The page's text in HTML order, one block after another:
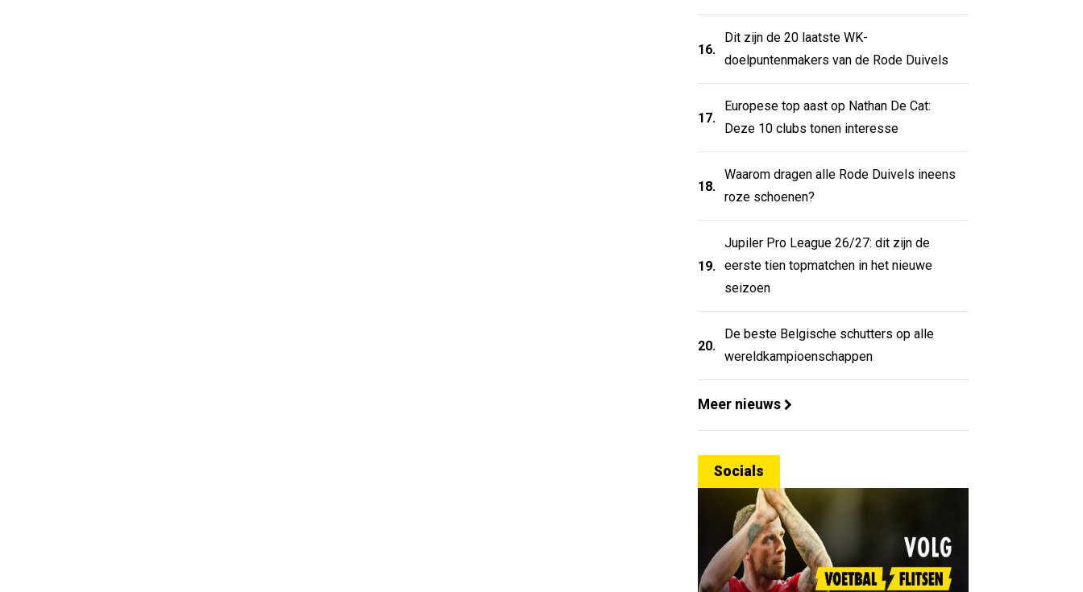
16.
Dit zijn de 20 laatste WK-
doelpuntenmakers van de Rode Duivels
17.
Europese top aast op Nathan De Cat:
Deze 10 clubs tonen interesse
18.
Waarom dragen alle Rode Duivels ineens
roze schoenen?
19.
Jupiler Pro League 26/27: dit zijn de
eerste tien topmatchen in het nieuwe
seizoen
20.
De beste Belgische schutters op alle
wereldkampioenschappen
Meer nieuws
Socials